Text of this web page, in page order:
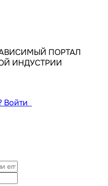
ПОРТАЛ
ИНДУСТРИИ
Войти